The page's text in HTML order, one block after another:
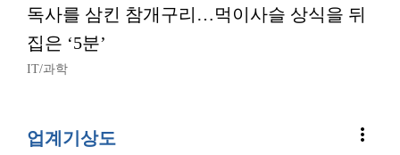
독사를 삼킨 참개구리…먹이사슬 상식을 뒤
집은 ‘5분’
IT/과학
업계기상도 more_vert